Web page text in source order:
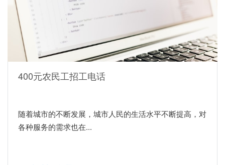
400元农民工招工电话
随着城市的不断发展，城市人民的生活水平不断提高，对
各种服务的需求也在...